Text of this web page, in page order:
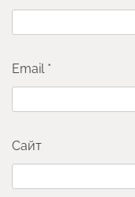
Email *
Сайт